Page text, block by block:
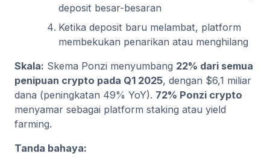
deposit besar-besaran
Ketika deposit baru melambat, platform
membekukan penarikan atau menghilang
Skala: Skema Ponzi menyumbang 22% dari semua
penipuan crypto pada Q1 2025, dengan $6,1 miliar
dana (peningkatan 49% YoY). 72% Ponzi crypto
menyamar sebagai platform staking atau yield
farming.
Tanda bahaya: